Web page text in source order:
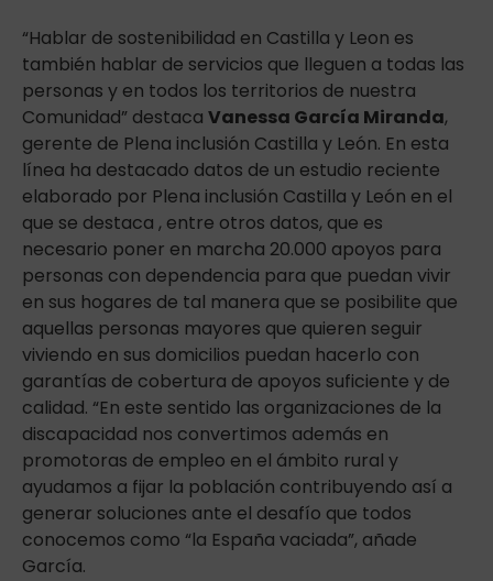
“Hablar de sostenibilidad en Castilla y Leon es
también hablar de servicios que lleguen a todas las
personas y en todos los territorios de nuestra
Comunidad” destaca Vanessa García Miranda,
gerente de Plena inclusión Castilla y León. En esta
línea ha destacado datos de un estudio reciente
elaborado por Plena inclusión Castilla y León en el
que se destaca , entre otros datos, que es
necesario poner en marcha 20.000 apoyos para
personas con dependencia para que puedan vivir
en sus hogares de tal manera que se posibilite que
aquellas personas mayores que quieren seguir
viviendo en sus domicilios puedan hacerlo con
garantías de cobertura de apoyos suficiente y de
calidad. “En este sentido las organizaciones de la
discapacidad nos convertimos además en
promotoras de empleo en el ámbito rural y
ayudamos a fijar la población contribuyendo así a
generar soluciones ante el desafío que todos
conocemos como “la España vaciada”, añade
García.